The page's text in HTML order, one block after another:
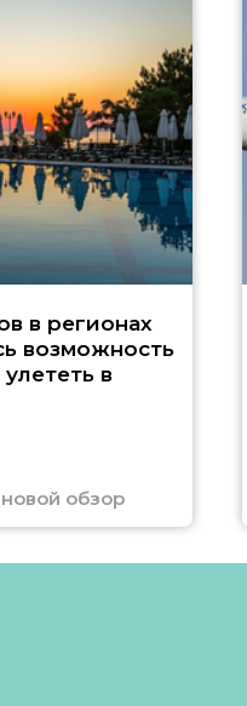
в регионах
возможность
в
обзор